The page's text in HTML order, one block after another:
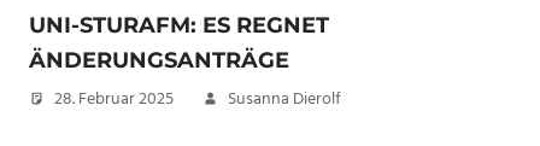
UNI-STURAFM: ES REGNET
ÄNDERUNGSANTRÄGE
28. Februar 2025 Susanna Dierolf